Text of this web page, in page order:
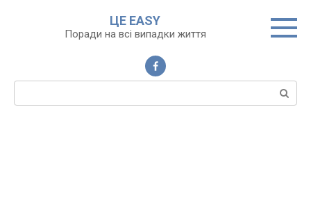
ЦЕ EASY
Поради на всі випадки життя
Пошук: